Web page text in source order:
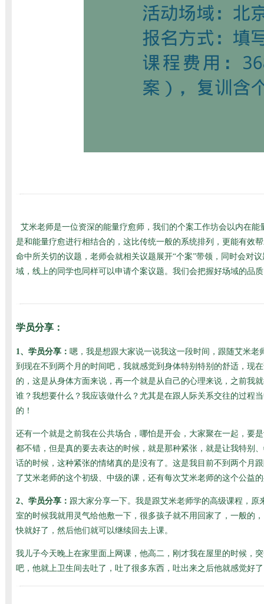
艾米老师是一位资深的能量疗愈师，我们的个案工作坊会以内在
是和能量疗愈进行相结合的，这比传统一般的系统排列，更能有效
命中所关切的议题，老师会就相关议题展开“个案”带领，同时会对
域，线上的同学也同样可以申请个案议题。我们会把握好场域的品
学员分享：
1、学员分享： 嗯，我是想跟大家说一说我这一段时间，跟随艾米
到现在不到两个月的时间吧，我就感觉到身体特别特别的舒适，现
的，这是从身体方面来说，再一个就是从自己的心理来说，之前我
谁？我想要什么？我应该做什么？尤其是在跟人际关系交往的过程
的！
还有一个就是之前我在公共场合，哪怕是开会，大家聚在一起，要
都不错，但是真的要去表达的时候，就是那种紧张，就是让我特别
话的时候，这种紧张的情绪真的是没有了。这是我目前不到两个月
了艾米老师的这个初级、中级的课，还有每次艾米老师的这个公益
2、学员分享： 跟大家分享一下。我是跟艾米老师学的高级课程，
室的时候我就用灵气给他敷一下，很多孩子就不用回家了，一般的
快就好了，然后他们就可以继续回去上课。
我儿子今天晚上在家里面上网课，他高二，刚才我在屋里的时候，
吧，他就上卫生间去吐了，吐了很多东西，吐出来之后他就感觉好